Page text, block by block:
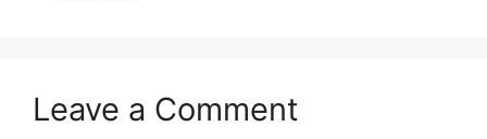
Leave a Comment